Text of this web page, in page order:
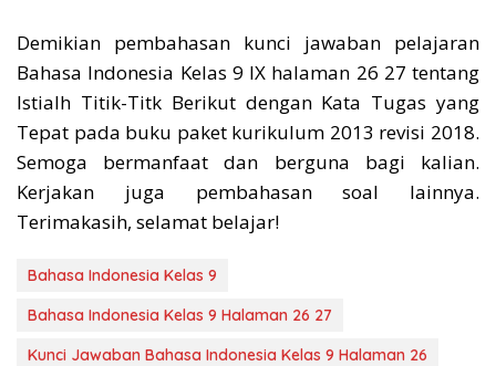
Demikian pembahasan kunci jawaban pelajaran
Bahasa Indonesia Kelas 9 IX halaman 26 27 tentang
Istialh Titik-Titk Berikut dengan Kata Tugas yang
Tepat pada buku paket kurikulum 2013 revisi 2018.
Semoga bermanfaat dan berguna bagi kalian.
Kerjakan juga pembahasan soal lainnya.
Terimakasih, selamat belajar!
Bahasa Indonesia Kelas 9
Bahasa Indonesia Kelas 9 Halaman 26 27
Kunci Jawaban Bahasa Indonesia Kelas 9 Halaman 26